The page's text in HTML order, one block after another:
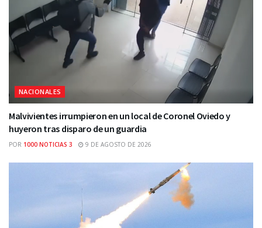
NACIONALES
Malvivientes irrumpieron en un local de Coronel Oviedo y
huyeron tras disparo de un guardia
POR 1000 NOTICIAS 3 9 DE AGOSTO DE 2026